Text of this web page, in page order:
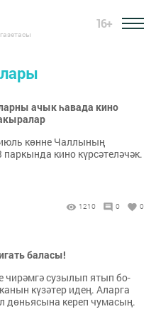
16+
ачык һавада кино
көнне Чаллының
кино күрсәтеләчәк.
1210 0 0
баласы!
чи­рәм­гә су­зы­лып ятып бо­
кү­зә­тер идең. Алар­га
дөнь­я­сы­на ке­реп чу­ма­сың.